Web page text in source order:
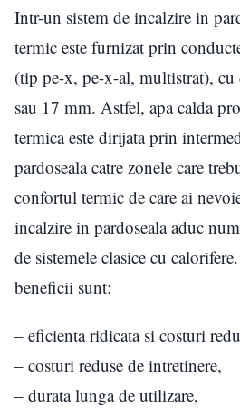
Intr-un sistem de incalzire in
termic este furnizat prin
(tip pe-x, pe-x-al, multistrat), cu
sau 17 mm. Astfel, apa calda
termica este dirijata prin
pardoseala catre zonele care
confortul termic de care ai
incalzire in pardoseala aduc
de sistemele clasice cu
beneficii sunt:
– eficienta ridicata si costuri
– costuri reduse de intretinere,
– durata lunga de utilizare,